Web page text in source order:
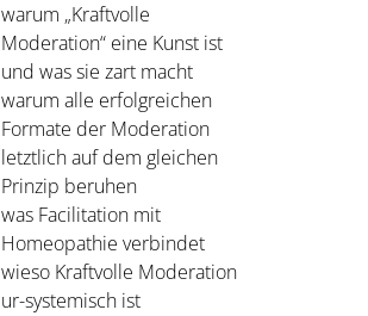
warum „Kraftvolle
Moderation“ eine Kunst ist
und was sie zart macht
warum alle erfolgreichen
Formate der Moderation
letztlich auf dem gleichen
Prinzip beruhen
was Facilitation mit
Homeopathie verbindet
wieso Kraftvolle Moderation
ur-systemisch ist